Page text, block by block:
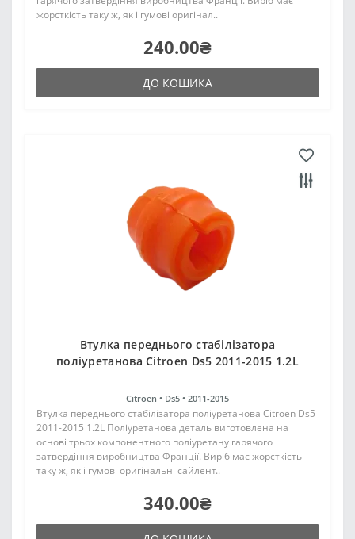
жорсткість таку ж, як і гумові оригінал..
240.00₴
ДО КОШИКА
Втулка переднього стабілізатора
поліуретанова Citroen Ds5 2011-2015 1.2L
Citroen • Ds5 • 2011-2015
Втулка переднього стабілізатора поліуретанова Citroen Ds5
2011-2015 1.2L Поліуретанова деталь виготовлена на
основі трьох компонентного поліуретану гарячого
затвердіння виробництва Франції. Виріб має жорсткість
таку ж, як і гумові оригінальні сайлент..
340.00₴